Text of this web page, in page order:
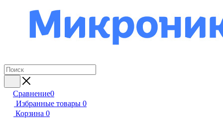
Сравнение0
Избранные товары 0
Корзина 0